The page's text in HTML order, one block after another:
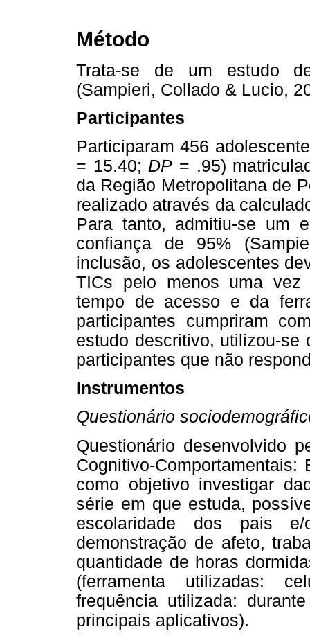
Método
Trata-se de um estudo
(Sampieri, Collado & Lucio,
Participantes
Participaram 456
= 15.40; DP = .95)
da Região Metropolitana de
realizado através da
Para tanto, admitiu-se um
confiança de 95%
inclusão, os adolescentes
TICs pelo menos uma vez
tempo de acesso e da
participantes cumpriram
estudo descritivo, utilizou-se
participantes que não
Instrumentos
Questionário
Questionário desenvolvido
Cognitivo-
como objetivo investigar
série em que estuda,
escolaridade dos pais e/
demonstração de afeto,
quantidade de horas
(ferramenta utilizadas:
frequência utilizada:
principais aplicativos).